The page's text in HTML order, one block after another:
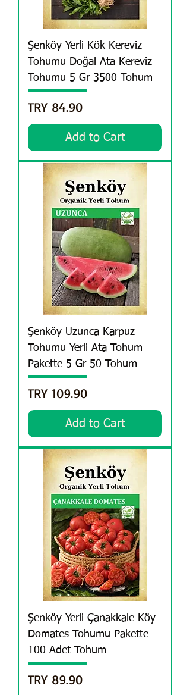
Şenköy Yerli Kök Kereviz
Tohumu Doğal Ata Kereviz
Tohumu 5 Gr 3500 Tohum
Price
TRY 84.90
Add to Cart
Şenköy Uzunca Karpuz
Tohumu Yerli Ata Tohum
Pakette 5 Gr 50 Tohum
Price
TRY 109.90
Add to Cart
Şenköy Yerli Çanakkale Köy
Domates Tohumu Pakette
100 Adet Tohum
Price
TRY 89.90